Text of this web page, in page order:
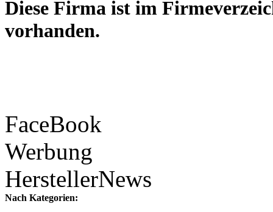
Diese Firma ist im
vorhanden.
FaceBook
Werbung
HerstellerNews
Nach Kategorien: